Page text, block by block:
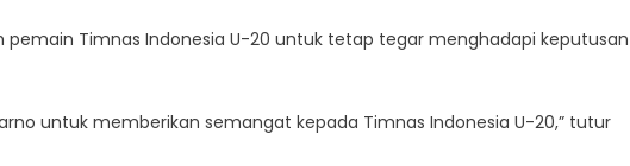
pemain Timnas Indonesia U-20 untuk tetap tegar menghadapi keputusan
untuk memberikan semangat kepada Timnas Indonesia U-20,” tutur